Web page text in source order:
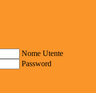
Nome Utente
Password